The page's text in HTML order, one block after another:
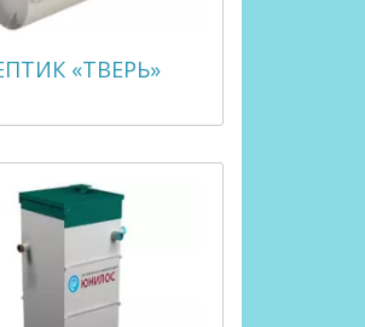
«ТВЕРЬ»